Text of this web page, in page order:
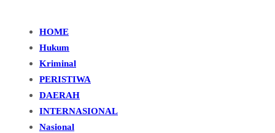
HOME
Hukum
Kriminal
PERISTIWA
DAERAH
INTERNASIONAL
Nasional